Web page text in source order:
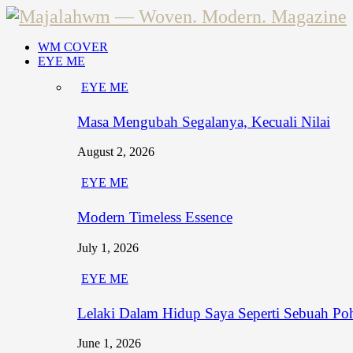
WM COVER
EYE ME
EYE ME
Masa Mengubah Segalanya, Kecuali Nilai
August 2, 2026
EYE ME
Modern Timeless Essence
July 1, 2026
EYE ME
Lelaki Dalam Hidup Saya Seperti Sebuah
June 1, 2026